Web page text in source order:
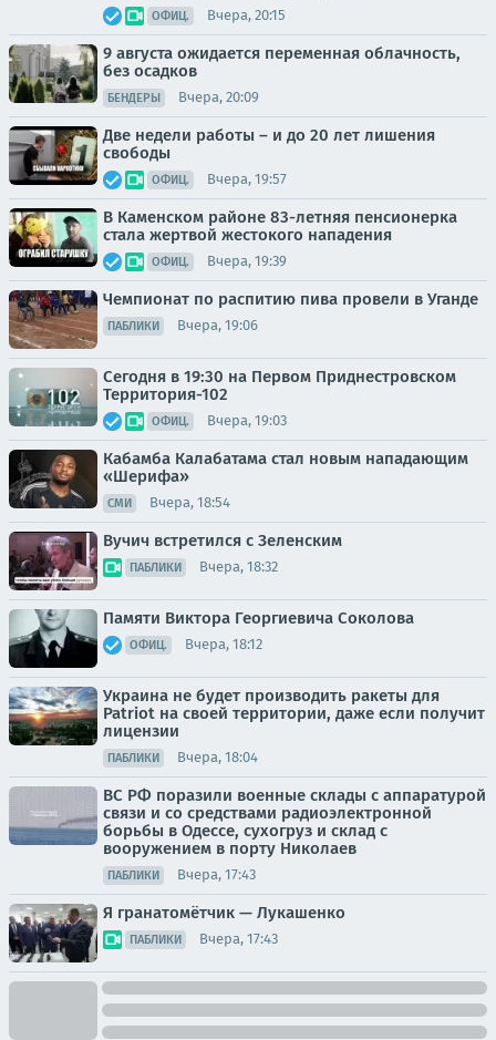
ОФИЦ. Вчера, 20:15
9 августа ожидается переменная облачность,
без осадков
БЕНДЕРЫ Вчера, 20:09
Две недели работы – и до 20 лет лишения
свободы
ОФИЦ. Вчера, 19:57
В Каменском районе 83-летняя пенсионерка
стала жертвой жестокого нападения
ОФИЦ. Вчера, 19:39
Чемпионат по распитию пива провели в Уганде
ПАБЛИКИ Вчера, 19:06
Сегодня в 19:30 на Первом Приднестровском
Территория-102
ОФИЦ. Вчера, 19:03
Кабамба Калабатама стал новым нападающим
«Шерифа»
СМИ Вчера, 18:54
Вучич встретился с Зеленским
ПАБЛИКИ Вчера, 18:32
Памяти Виктора Георгиевича Соколова
ОФИЦ. Вчера, 18:12
Украина не будет производить ракеты для
Patriot на своей территории, даже если получит
лицензии
ПАБЛИКИ Вчера, 18:04
ВС РФ поразили военные склады с аппаратурой
связи и со средствами радиоэлектронной
борьбы в Одессе, сухогруз и склад с
вооружением в порту Николаев
ПАБЛИКИ Вчера, 17:43
Я гранатомётчик — Лукашенко
ПАБЛИКИ Вчера, 17:43